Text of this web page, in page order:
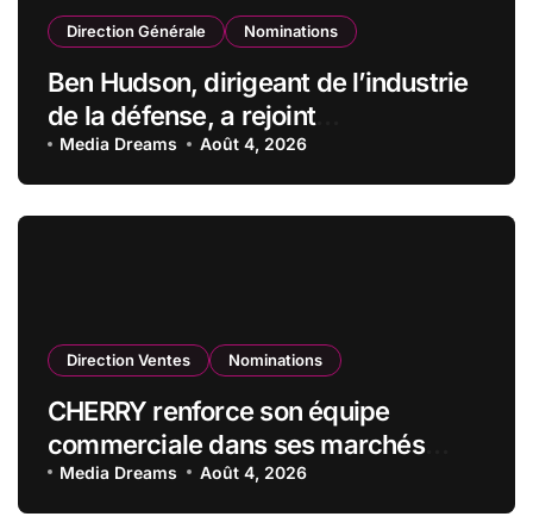
Direction Générale Nominations
Ben Hudson, dirigeant de l’industrie
de la défense, a rejoint
CZECHOSLOVAK GROUP (CSG) en
qualité de vice-président du conseil
d’administration
Media Dreams Août 4, 2026
Direction Ventes Nominations
CHERRY renforce son équipe
commerciale dans ses marchés
stratégiques
Media Dreams Août 4, 2026